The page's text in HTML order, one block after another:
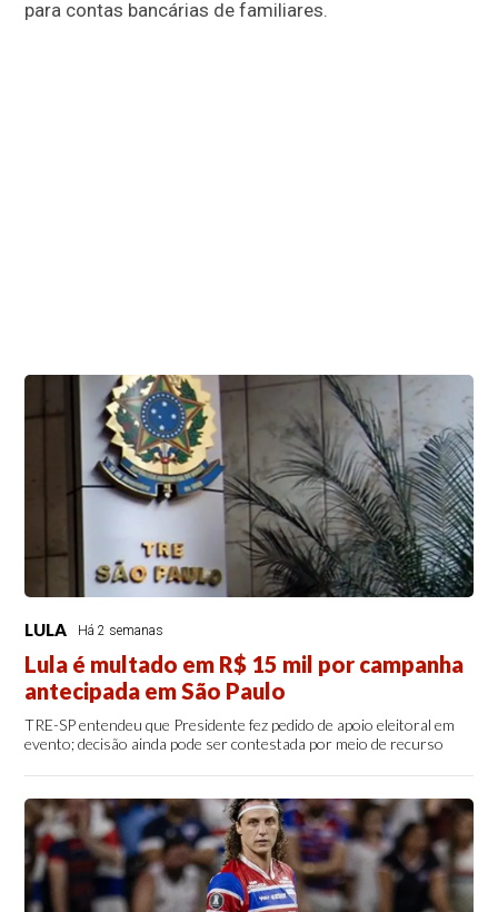
para contas bancárias de familiares.
LULA Há 2 semanas
Lula é multado em R$ 15 mil por campanha
antecipada em São Paulo
TRE-SP entendeu que Presidente fez pedido de apoio eleitoral em
evento; decisão ainda pode ser contestada por meio de recurso